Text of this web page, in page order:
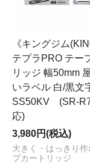
《キングジム
テプラPRO テー
リッジ 幅50mm
いラベル 白/黒文
SS50KV (SR-
応)
3,980円(税込)
大きく・はっきり作
プカートリッジ